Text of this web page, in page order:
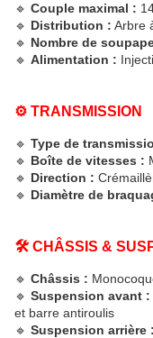
🔹 Couple maximal :
🔹 Distribution : Arbre
🔹 Nombre de
🔹 Alimentation :
⚙️ TRANSMISSION
🔹 Type de
🔹 Boîte de vitesses :
🔹 Direction :
🔹 Diamètre de
🛠️ CHÂSSIS &
🔹 Châssis :
🔹 Suspension avant :
et barre antiroulis
🔹 Suspension arrière :